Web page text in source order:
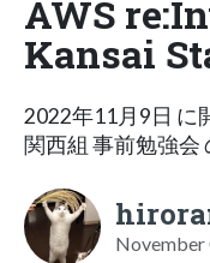
AWS
Kansai
2022年11月9日 に
関西組 事前勉強会
November